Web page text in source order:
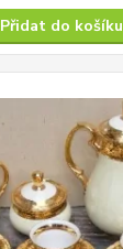
Přidat do košíku